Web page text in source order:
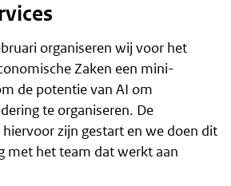
organiseren wij voor het
Zaken een mini-
de potentie van AI om
te organiseren. De
zijn gestart en we doen dit
met het team dat werkt aan